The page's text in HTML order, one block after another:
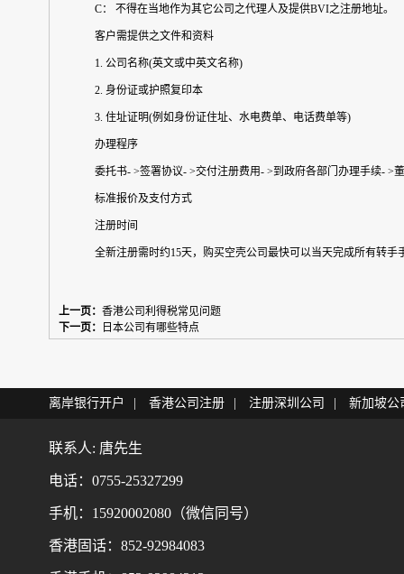
C： 不得在当地作为其它公司之代理人及提供BVI之注册地址。
客户需提供之文件和资料
1. 公司名称(英文或中英文名称)
2. 身份证或护照复印本
3. 住址证明(例如身份证住址、水电费单、电话费单等)
办理程序
委托书- >签署协议- >交付注册费用- >到政府各部门办理手续- >
标准报价及支付方式
注册时间
全新注册需时约15天，购买空壳公司最快可以当天完成所有转手
上一页： 香港公司利得税常见问题
下一页：
日本公司有哪些特点
离岸银行开户 香港公司注册 注册深圳公司 新加坡公
联系人: 唐先生
电话：0755-25327299
手机：15920002080（微信同号）
香港固话：852-92984083